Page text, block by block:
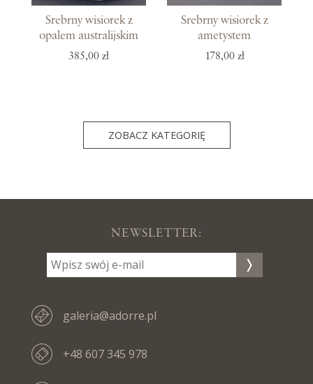
Srebrny wisiorek z
opalem australijskim
385,00 zł
Srebrny wisiorek z
ametystem
178,00 zł
ZOBACZ KATEGORIĘ
NEWSLETTER:
galeria@adorre.pl
+48 607 345 978